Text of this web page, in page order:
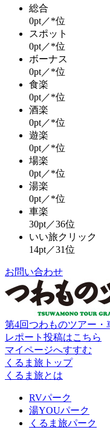
総合
0pt／*位
スポット
0pt／*位
ボーナス
0pt／*位
食楽
0pt／*位
酒楽
0pt／*位
遊楽
0pt／*位
場楽
0pt／*位
湯楽
0pt／*位
車楽
30pt／36位
いい旅クリック
14pt／31位
お問い合わせ
第4回つわものツアー
レポート投稿はこちら
マイページへすすむ
くるま旅トップ
くるま旅とは
RVパーク
湯YOUパーク
くるま旅パーク